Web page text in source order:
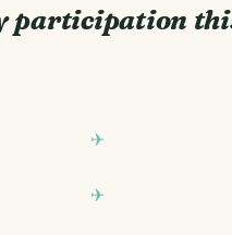
participation